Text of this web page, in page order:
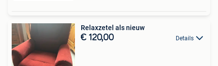
Relaxzetel als nieuw
€ 120,00 Details